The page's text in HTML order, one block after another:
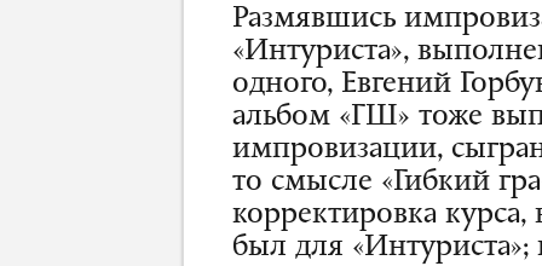
Размявшись
«Интуриста»,
одного, Евгений
альбом «ГШ» тоже
импровизации,
то смысле «Гибкий
корректировка курса,
был для